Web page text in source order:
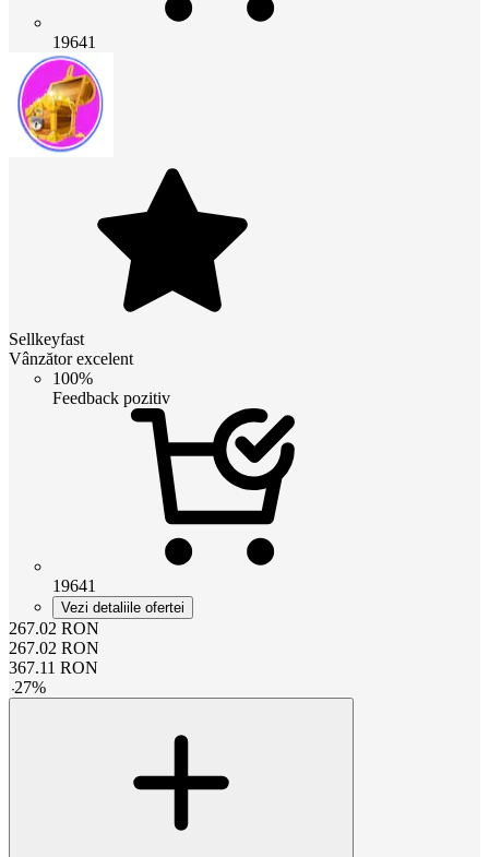
19641
Sellkeyfast
Vânzător excelent
100%
Feedback pozitiv
19641
Vezi detaliile ofertei
267.02 RON
267.02 RON
367.11 RON
-27%